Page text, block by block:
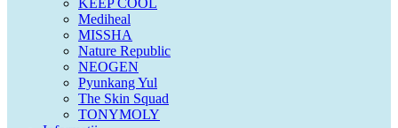
KEEP COOL
Mediheal
MISSHA
Nature Republic
NEOGEN
Pyunkang Yul
The Skin Squad
TONYMOLY